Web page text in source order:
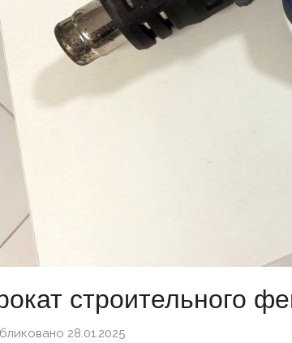
строительного
28.01.2025